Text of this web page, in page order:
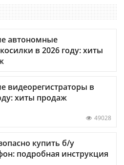
автономные
в 2026 году: хиты
видеорегистраторы в
хиты продаж
49028
купить б/у
подробная инструкция